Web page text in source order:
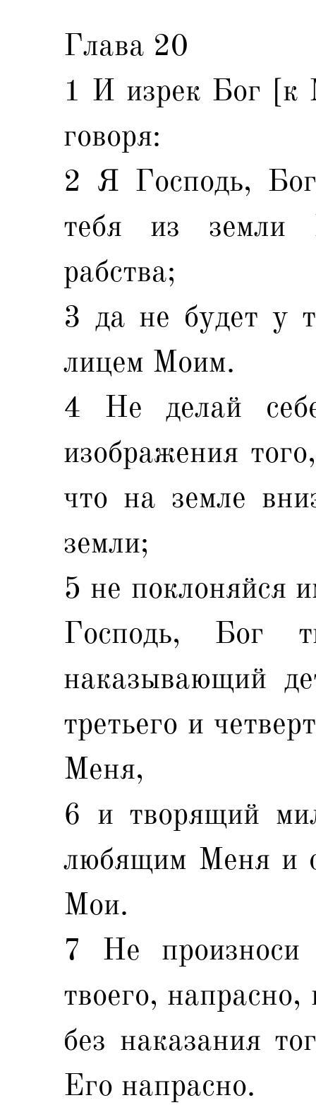
Глава 20
1 И изрек Бог [к
говоря:
2 Я Господь,
тебя из земли
рабства;
3 да не будет у
лицем Моим.
4 Не делай
изображения
что на земле
земли;
5 не поклоняйся
Господь, Бог
наказывающий
третьего и
Меня,
6 и творящий
любящим Меня и
Мои.
7 Не произноси
твоего,
без наказания
Его напрасно.